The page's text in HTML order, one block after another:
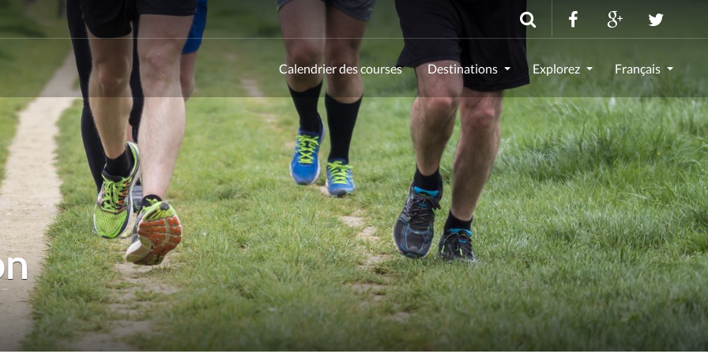
Calendrier des courses Destinations Explorez Français